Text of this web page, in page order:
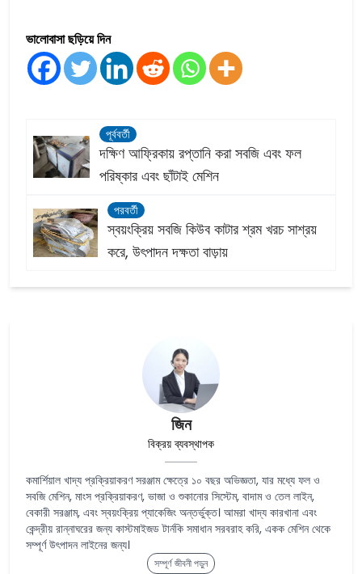
জিন
বিক্রয় ব্যবস্থাপক
কমার্শিয়াল খাদ্য প্রক্রিয়াকরণ সরঞ্জাম ক্ষেত্রে ১০ বছর অভিজ্ঞতা, যার মধ্যে ফল ও
সবজি মেশিন, মাংস প্রক্রিয়াকরণ, ভাজা ও শুকানোর সিস্টেম, বাদাম ও তেল লাইন,
বেকারী সরঞ্জাম, এবং স্বয়ংক্রিয় প্যাকেজিং অন্তর্ভুক্ত। আমরা খাদ্য কারখানা এবং
কেন্দ্রীয় রান্নাঘরের জন্য কাস্টমাইজড টার্নকি সমাধান সরবরাহ করি, একক মেশিন থেকে
সম্পূর্ণ উৎপাদন লাইনের জন্য।
সম্পূর্ণ জীবনী পড়ুন
ভালোবাসা ছড়িয়ে দিন
পূর্ববর্তী
দক্ষিণ আফ্রিকায় রপ্তানি করা সবজি এবং ফল
পরিষ্কার এবং ছাঁটাই মেশিন
পরবর্তী
স্বয়ংক্রিয় সবজি কিউব কাটার শ্রম খরচ সাশ্রয়
করে, উৎপাদন দক্ষতা বাড়ায়